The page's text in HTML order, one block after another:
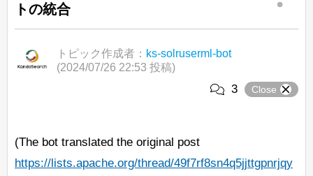
トの統合
トピック作成者： ks-solruserml-bot
(2024/07/26 22:53 投稿)
3 Close
(The bot translated the original post
https://lists.apache.org/thread/49f7rf8sn4q5jjttgpnrjqy